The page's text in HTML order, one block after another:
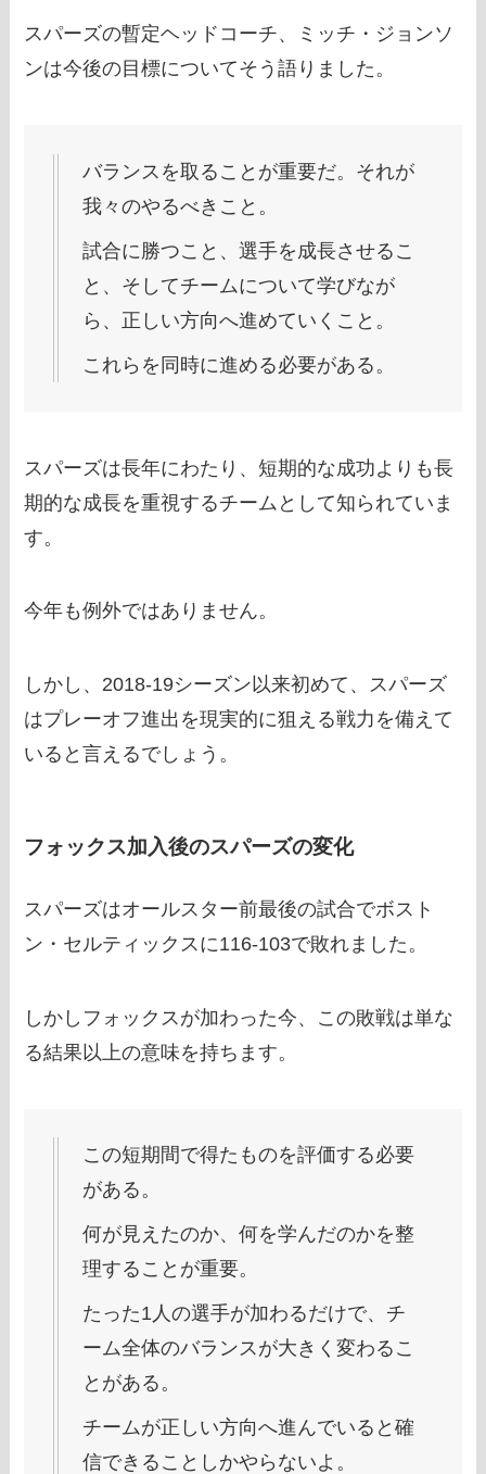
スパーズの暫定ヘッドコーチ、ミッチ・ジョンソ
ンは今後の目標についてそう語りました。
バランスを取ることが重要だ。それが
我々のやるべきこと。
試合に勝つこと、選手を成長させるこ
と、そしてチームについて学びなが
ら、正しい方向へ進めていくこと。
これらを同時に進める必要がある。
スパーズは長年にわたり、短期的な成功よりも長
期的な成長を重視するチームとして知られていま
す。
今年も例外ではありません。
しかし、2018-19シーズン以来初めて、スパーズ
はプレーオフ進出を現実的に狙える戦力を備えて
いると言えるでしょう。
フォックス加入後のスパーズの変化
スパーズはオールスター前最後の試合でボスト
ン・セルティックスに116-103で敗れました。
しかしフォックスが加わった今、この敗戦は単な
る結果以上の意味を持ちます。
この短期間で得たものを評価する必要
がある。
何が見えたのか、何を学んだのかを整
理することが重要。
たった1人の選手が加わるだけで、チ
ーム全体のバランスが大きく変わるこ
とがある。
チームが正しい方向へ進んでいると確
信できることしかやらないよ。